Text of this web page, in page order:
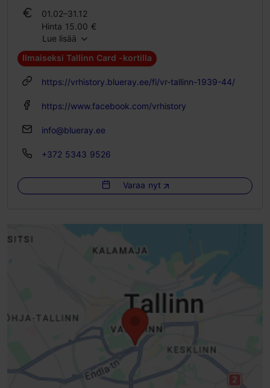
On avoinna vain tilauksesta
01.02–31.12
Hinta 15.00 €
Oppilaslippu 12.00 €
Perhelippu 24.00 €
01.01–31.01
Hinta 15.00 €
Oppilaslippu 12.00 €
Lue lisää
Ilmaiseksi Tallinn Card -kortilla
https://vrhistory.blueray.ee/fi/vr-tallinn-1939-44/
https://www.facebook.com/vrhistory
info@blueray.ee
+372 5343 9526
Varaa nyt